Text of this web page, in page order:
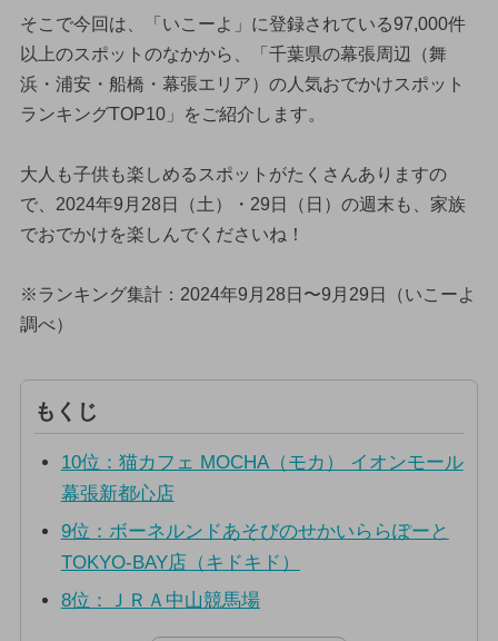
そこで今回は、「いこーよ」に登録されている97,000件
以上のスポットのなかから、「千葉県の幕張周辺（舞
浜・浦安・船橋・幕張エリア）の人気おでかけスポット
ランキングTOP10」をご紹介します。
大人も子供も楽しめるスポットがたくさんありますの
で、2024年9月28日（土）・29日（日）の週末も、家族
でおでかけを楽しんでくださいね！
※ランキング集計：2024年9月28日〜9月29日（いこーよ
調べ）
もくじ
10位：猫カフェ MOCHA（モカ） イオンモール
幕張新都心店
9位：ボーネルンドあそびのせかいららぽーと
TOKYO-BAY店（キドキド）
8位：ＪＲＡ中山競馬場